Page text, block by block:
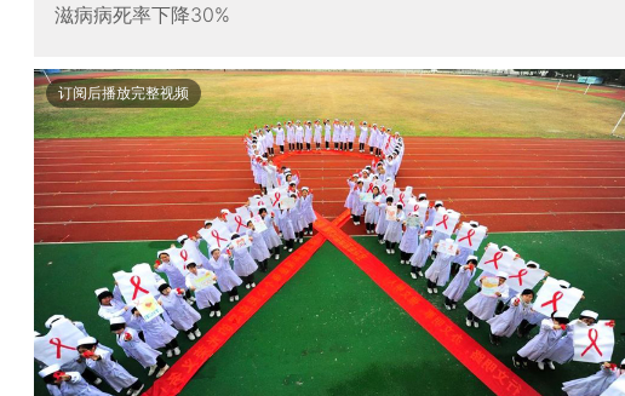
滋病病死率下降30%
订阅后播放完整视频